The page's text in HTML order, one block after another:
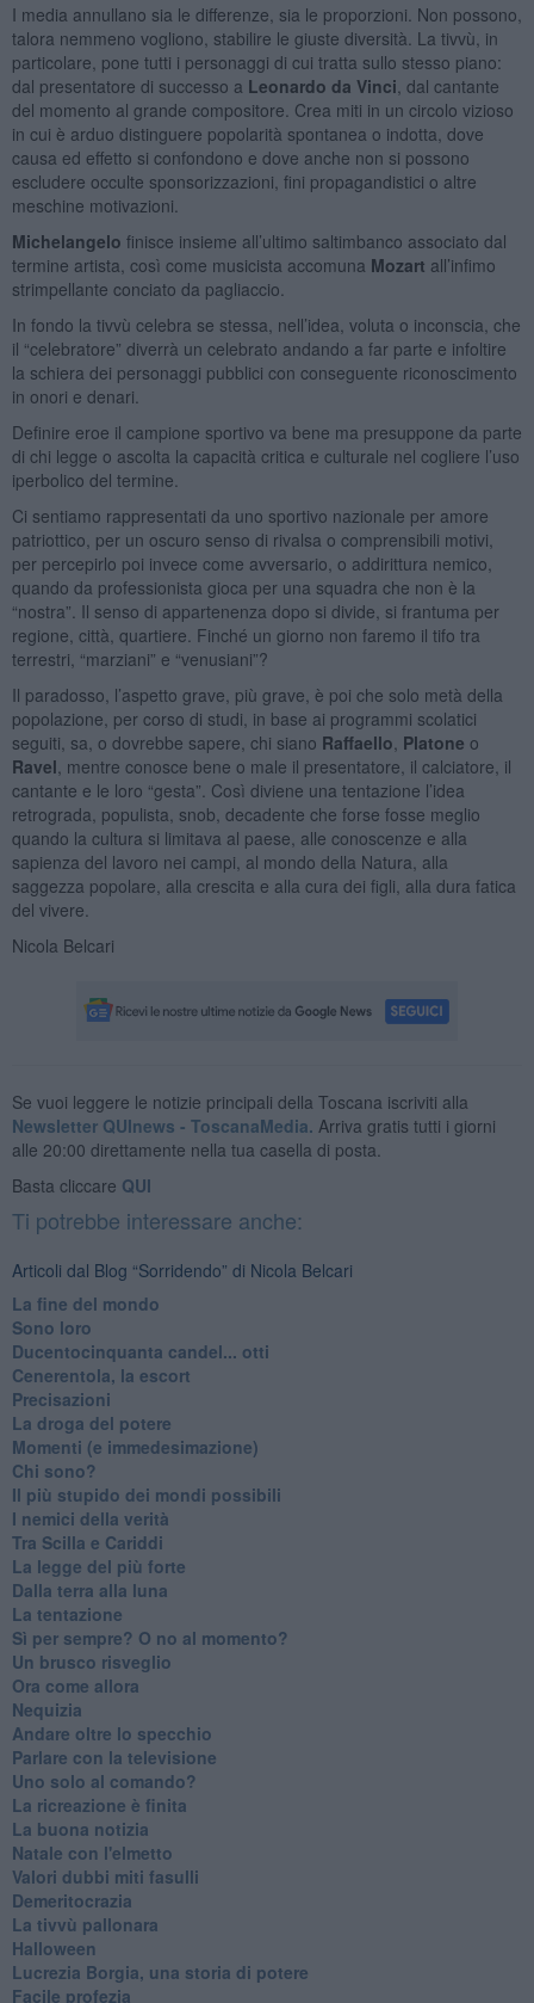
I media annullano sia le differenze, sia le proporzioni. Non possono,
talora nemmeno vogliono, stabilire le giuste diversità. La tivvù, in
particolare, pone tutti i personaggi di cui tratta sullo stesso piano:
dal presentatore di successo a Leonardo da Vinci , dal cantante
del momento al grande compositore. Crea miti in un circolo vizioso
in cui è arduo distinguere popolarità spontanea o indotta, dove
causa ed effetto si confondono e dove anche non si possono
escludere occulte sponsorizzazioni, fini propagandistici o altre
meschine motivazioni.
Michelangelo finisce insieme all’ultimo saltimbanco associato dal
termine artista, così come musicista accomuna Mozart all’infimo
strimpellante conciato da pagliaccio.
In fondo la tivvù celebra se stessa, nell’idea, voluta o inconscia, che
il “celebratore” diverrà un celebrato andando a far parte e infoltire
la schiera dei personaggi pubblici con conseguente riconoscimento
in onori e denari.
Definire eroe il campione sportivo va bene ma presuppone da parte
di chi legge o ascolta la capacità critica e culturale nel cogliere l’uso
iperbolico del termine.
Ci sentiamo rappresentati da uno sportivo nazionale per amore
patriottico, per un oscuro senso di rivalsa o comprensibili motivi,
per percepirlo poi invece come avversario, o addirittura nemico,
quando da professionista gioca per una squadra che non è la
“nostra”. Il senso di appartenenza dopo si divide, si frantuma per
regione, città, quartiere. Finché un giorno non faremo il tifo tra
terrestri, “marziani” e “venusiani”?
Il paradosso, l’aspetto grave, più grave, è poi che solo metà della
popolazione, per corso di studi, in base ai programmi scolatici
seguiti, sa, o dovrebbe sapere, chi siano Raffaello Platone o
Ravel , mentre conosce bene o male il presentatore, il calciatore, il
cantante e le loro “gesta”. Così diviene una tentazione l’idea
retrograda, populista, snob, decadente che forse fosse meglio
quando la cultura si limitava al paese, alle conoscenze e alla
sapienza del lavoro nei campi, al mondo della Natura, alla
saggezza popolare, alla crescita e alla cura dei figli, alla dura fatica
del vivere.
Nicola Belcari
Se vuoi leggere le notizie principali della Toscana iscriviti alla
Newsletter QUInews - ToscanaMedia. Arriva gratis tutti i giorni
alle 20:00 direttamente nella tua casella di posta.
Basta cliccare QUI
Ti potrebbe interessare anche:
Articoli dal Blog “Sorridendo” di Nicola Belcari
La fine del mondo
Sono loro
Ducentocinquanta candel... otti
Cenerentola, la escort
Precisazioni
La droga del potere
Momenti (e immedesimazione)
Chi sono?
Il più stupido dei mondi possibili
I nemici della verità
Tra Scilla e Cariddi
La legge del più forte
Dalla terra alla luna
La tentazione
​Sì per sempre? O no al momento?
Un brusco risveglio
Ora come allora
Nequizia
Andare oltre lo specchio
Parlare con la televisione
Uno solo al comando?
La ricreazione è finita
La buona notizia
Natale con l'elmetto
Valori dubbi miti fasulli
Demeritocrazia
La tivvù pallonara
Halloween
​Lucrezia Borgia, una storia di potere
Facile profezia